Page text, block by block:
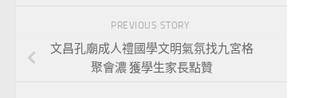
PREVIOUS STORY
文昌孔廟成人禮國學文明氣氛找九宮格
聚會濃 獲學生家長點贊